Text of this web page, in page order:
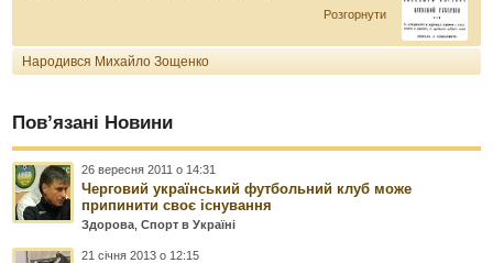
Розгорнути
Народився Михайло Зощенко
Пов’язані Новини
26 вересня 2011 о 14:31
Черговий український футбольний клуб може
припинити своє існування
Здорова ,Спорт в Україні
21 січня 2013 о 12:15